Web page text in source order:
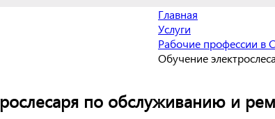
Главная
Услуги
Рабочие профессии в
Обучение
по обслуживанию и